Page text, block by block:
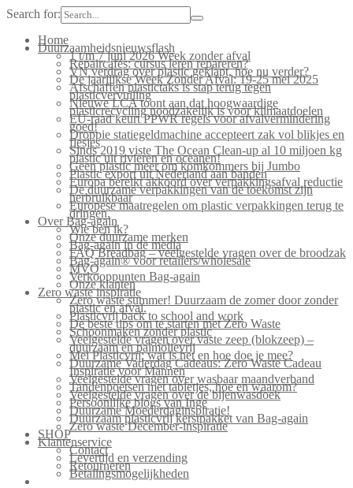
Search for:
Home
Duurzaamheidsnieuwsflash
1 t/m 7 juni 2026 Week zonder afval
Repaircafés: cursus leren repareren?
VN verdrag over plastic geklapt, hoe nu verder?
De jaarlijkse Week Zonder Afval: 19-25 mei 2025
Afschaffen plastictaks is stap terug tegen
plasticvervuiling
Nieuwe LCA toont aan dat hoogwaardige
plasticrecycling noodzakelijk is voor klimaatdoelen
EU-raad keurt PPWR regels voor afvalvermindering
goed!
Droppie statiegeldmachine accepteert zak vol blikjes en
flesjes
Sinds 2019 viste The Ocean Clean-up al 10 miljoen kg
plastic uit rivieren en oceanen!
Geen plastic meer om komkommers bij Jumbo
Plastic export uit Nederland aan banden
Europa bereikt akkoord over verpakkingsafval reductie
De duurzame verpakkingen van de toekomst zijn
herbruikbaar
Europese maatregelen om plastic verpakkingen terug te
dringen.
Over Bag-again
Wie ben ik?
Onze duurzame merken
Bag-again in de media
FAQ Breadbag – veelgestelde vragen over de broodzak
Bag-again® voor retailers/wholesale
MVO
Verkooppunten Bag-again
Onze klanten
Zero waste inspiratie
Zero waste summer! Duurzaam de zomer door zonder
plastic en afval.
Plasticvrij back to school and work
De beste tips om te starten met Zero Waste
Schoonmaken zonder plastic
Veelgestelde vragen over vaste zeep (blokzeep) –
duurzaam en palmolievrij
Mei Plasticvrij: wat is het en hoe doe je mee?
Duurzame Vaderdag Cadeaus: Zero Waste Cadeau
Inspiratie voor Mannen
Veelgestelde vragen over wasbaar maandverband
Tandenpoetsen met tabletjes, hoe en waarom?
Veelgestelde vragen over de bijenwasdoek
Persoonlijke blogs van Inge
Duurzame Moederdaginspiratie!
Duurzaam plasticvrij kerstpakket van Bag-again
Zero waste December-inspiratie
SHOP
Klantenservice
Contact
Levertijd en verzending
Retourneren
Betalingsmogelijkheden